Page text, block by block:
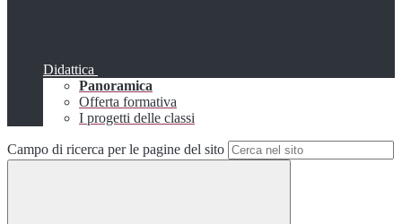
Didattica
Panoramica
Offerta formativa
I progetti delle classi
Campo di ricerca per le pagine del sito